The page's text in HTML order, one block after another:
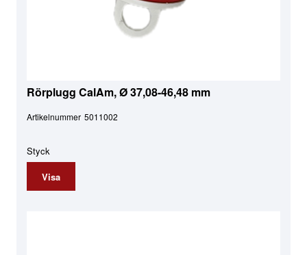
Rörplugg CalAm, Ø 37,08-46,48 mm
Artikelnummer 5011002
Styck
Visa